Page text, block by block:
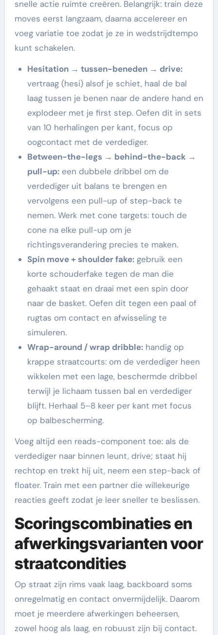
snelle actie ruimte creëren. Belangrijk: train deze
moves eerst langzaam, daarna accelereer en
voeg variatie toe zodat je ze in wedstrijdtempo
kunt schakelen.
Hesitation → tussen-beneden → drive:
vertraag (hesi) alsof je schiet, haal de bal
laag tussen je benen naar de andere hand en
explodeer met je first step. Oefen dit in sets
van 10 herhalingen per kant, focus op
oogcontact met de verdediger.
Between-the-legs → behind-the-back →
pull-up:een dubbele dribbel om de
verdediger uit balans te brengen en
vervolgens een pull-up of step-back te
nemen. Werk met cone targets: touch de
cone na elke pull-up om je
richtingsverandering precies te maken.
Spin move + shoulder fake:gebruik een
korte schouderfake tegen de man die
gehaakt staat en draai met een spin door
naar de basket. Oefen dit tegen een paal of
rugtas om contact en afwisseling te
simuleren.
Wrap-around / wrap dribble:handig op
krappe straatcourts: om de verdediger heen
wikkelen met een lage, beschermde dribbel
terwijl je lichaam tussen bal en verdediger
blijft. Herhaal 5–8 keer per kant met focus
op balbescherming.
Voeg altijd een reads-component toe: als de
verdediger naar binnen leunt, drive; staat hij
rechtop en trekt hij uit, neem een step-back of
floater. Train met een partner die willekeurige
reacties geeft zodat je leer sneller te beslissen.
Scoringscombinaties en
afwerkingsvarianten voor
straatcondities
Op straat zijn rims vaak laag, backboard soms
onregelmatig en contact onvermijdelijk. Daarom
moet je meerdere afwerkingen beheersen,
zowel hoog als laag, en robuust zijn bij contact.